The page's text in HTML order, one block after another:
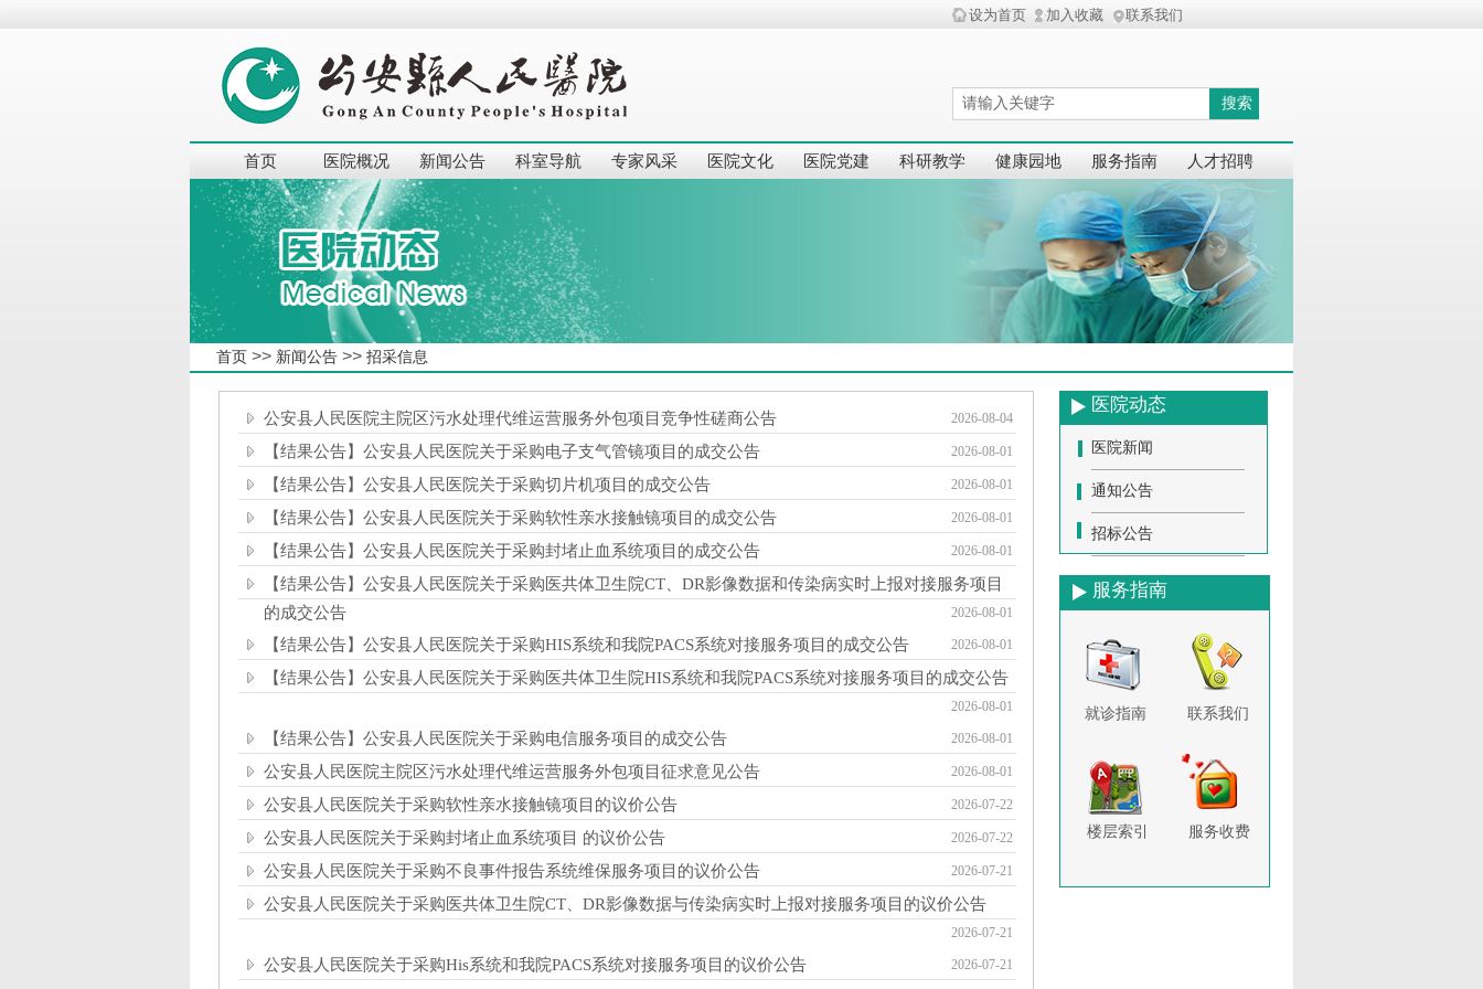
设为首页 加入收藏 联系我们
搜索
首页 医院概况 新闻公告 科室导航 专家风采 医院文化 医院党建 科研教学 健康园地 服务指南 人才招聘
首页 >> 新闻公告 >> 招采信息
医院动态
公安县人民医院主院区污水处理代维运营服务外包项目竞争性磋商公告 2026-08-04
【结果公告】公安县人民医院关于采购电子支气管镜项目的成交公告 2026-08-01
【结果公告】公安县人民医院关于采购切片机项目的成交公告 2026-08-01
【结果公告】公安县人民医院关于采购软性亲水接触镜项目的成交公告 2026-08-01
【结果公告】公安县人民医院关于采购封堵止血系统项目的成交公告 2026-08-01
【结果公告】公安县人民医院关于采购医共体卫生院CT、DR影像数据和传染病实时上报对接服务项目
的成交公告
2026-08-01
【结果公告】公安县人民医院关于采购HIS系统和我院PACS系统对接服务项目的成交公告 2026-08-01
【结果公告】公安县人民医院关于采购医共体卫生院HIS系统和我院PACS系统对接服务项目的成交公告
2026-08-01
【结果公告】公安县人民医院关于采购电信服务项目的成交公告 2026-08-01
公安县人民医院主院区污水处理代维运营服务外包项目征求意见公告 2026-08-01
公安县人民医院关于采购软性亲水接触镜项目的议价公告 2026-07-22
公安县人民医院关于采购封堵止血系统项目 的议价公告 2026-07-22
公安县人民医院关于采购不良事件报告系统维保服务项目的议价公告 2026-07-21
公安县人民医院关于采购医共体卫生院CT、DR影像数据与传染病实时上报对接服务项目的议价公告
2026-07-21
公安县人民医院关于采购His系统和我院PACS系统对接服务项目的议价公告 2026-07-21
医院新闻
通知公告
招标公告
服务指南
就诊指南 联系我们
服务收费
楼层索引